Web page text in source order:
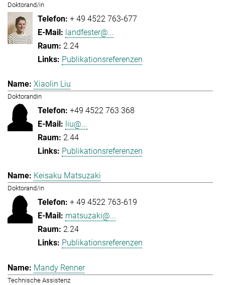
Doktorand/in
+ 49 4522 763-677
landfester@...
2.24
Publikationsreferenzen
Xiaolin Liu
Doktorandin
+49 4522 763 368
liu@...
2.44
Publikationsreferenzen
Keisaku Matsuzaki
Doktorand/in
+ 49 4522 763-619
matsuzaki@...
2.24
Publikationsreferenzen
Mandy Renner
Technische Assistenz